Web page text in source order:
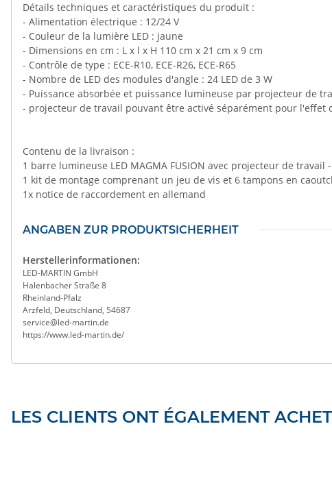
Détails techniques et caractéristiques du produit :
- Alimentation électrique : 12/24 V
- Couleur de la lumière LED : jaune
- Dimensions en cm : L x l x H 110 cm x 21 cm x 9 cm
- Contrôle de type : ECE-R10, ECE-R26, ECE-R65
- Nombre de LED des modules d'angle : 24 LED de 3 W
- Puissance absorbée et puissance lumineuse par projecteur de
- projecteur de travail pouvant être activé séparément pour l'effet
Contenu de la livraison :
1 barre lumineuse LED MAGMA FUSION avec projecteur de
1 kit de montage comprenant un jeu de vis et 6 tampons en
1x notice de raccordement en allemand
ANGABEN ZUR PRODUKTSICHERHEIT
Herstellerinformationen:
LED-MARTIN GmbH
Halenbacher Straße 8
Rheinland-Pfalz
Arzfeld, Deutschland, 54687
service@led-martin.de
https://www.led-martin.de/
LES CLIENTS ONT ÉGALEMENT